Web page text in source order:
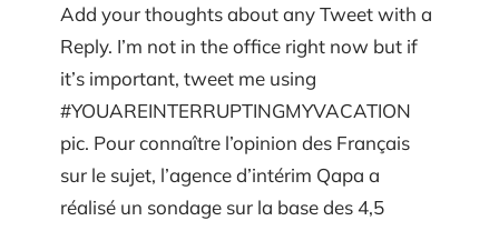
Add your thoughts about any Tweet with a
Reply. I’m not in the office right now but if
it’s important, tweet me using
#YOUAREINTERRUPTINGMYVACATION
pic. Pour connaître l’opinion des Français
sur le sujet, l’agence d’intérim Qapa a
réalisé un sondage sur la base des 4,5